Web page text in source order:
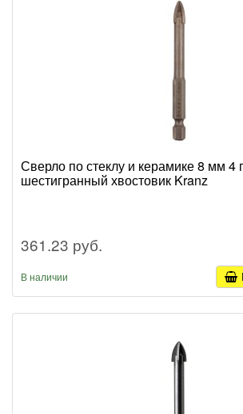
Сверло по стеклу и керамике 8 мм 4
шестигранный хвостовик Kranz
361.23 руб.
В наличии